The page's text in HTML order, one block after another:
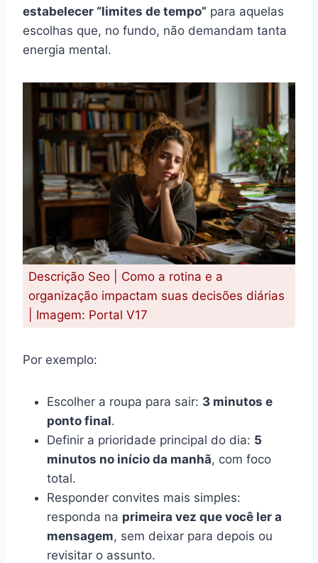
estabelecer “limites de tempo” para aquelas
escolhas que, no fundo, não demandam tanta
energia mental.
Descrição Seo | Como a rotina e a
organização impactam suas decisões diárias
| Imagem: Portal V17
Por exemplo:
Escolher a roupa para sair: 3 minutos e
ponto final.
Definir a prioridade principal do dia: 5
minutos no início da manhã, com foco
total.
Responder convites mais simples:
responda na primeira vez que você ler a
mensagem, sem deixar para depois ou
revisitar o assunto.